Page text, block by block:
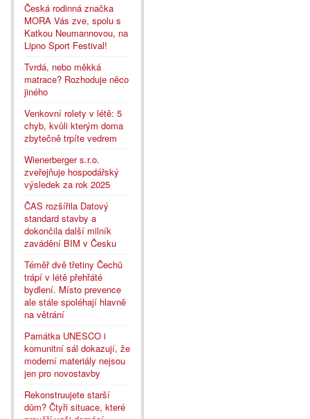
Česká rodinná značka
MORA Vás zve, spolu s
Katkou Neumannovou, na
Lipno Sport Festival!
Tvrdá, nebo měkká
matrace? Rozhoduje něco
jiného
Venkovní rolety v létě: 5
chyb, kvůli kterým doma
zbytečně trpíte vedrem
Wienerberger s.r.o.
zveřejňuje hospodářský
výsledek za rok 2025
ČAS rozšířila Datový
standard stavby a
dokončila další milník
zavádění BIM v Česku
Téměř dvě třetiny Čechů
trápí v létě přehřáté
bydlení. Místo prevence
ale stále spoléhají hlavně
na větrání
Památka UNESCO i
komunitní sál dokazují, že
moderní materiály nejsou
jen pro novostavby
Rekonstruujete starší
dům? Čtyři situace, které